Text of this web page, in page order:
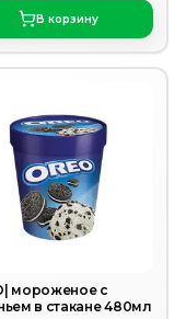
В корзину
мороженое с
печеньем в стакане 480мл